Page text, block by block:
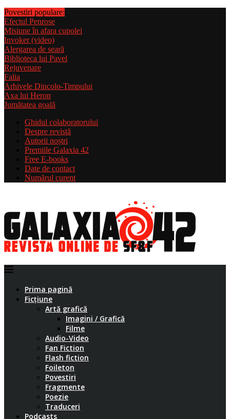
Povestiri populare:
Efectul Penrose
Misiune în afara cupolei
Invoker (video)
Alergarea de seară
Biblioteca lui Pavel
Rejuvenare
Falia
Arhivele Dincolo-Timpului
Axa lui Heron
Jumătatea goală
Ghidul colaboratorului
Despre revistă
Autorii noștri
Premiile Galaxia 42
Free E-books
Date de contact
Numărul curent
Prima pagină
Ficțiune
Artă grafică
Imagini / Grafică
Filme
Audio-Video
Fan Fiction
Flash fiction
Foileton
Povestiri
Fragmente
Poezie
Traduceri
Podcasts